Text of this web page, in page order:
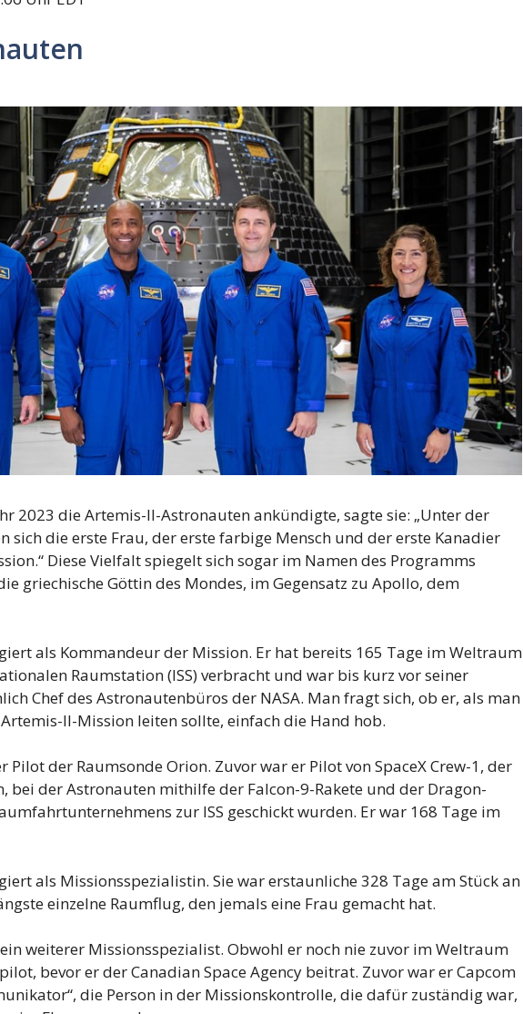
2023 die Artemis-II-Astronauten ankündigte, sagte sie: „Unter der
sich die erste Frau, der erste farbige Mensch und der erste Kanadier
Diese Vielfalt spiegelt sich sogar im Namen des Programms
griechische Göttin des Mondes, im Gegensatz zu Apollo, dem
als Kommandeur der Mission. Er hat bereits 165 Tage im Weltraum
Raumstation (ISS) verbracht und war bis kurz vor seiner
Chef des Astronautenbüros der NASA. Man fragt sich, ob er, als man
II-Mission leiten sollte, einfach die Hand hob.
Pilot der Raumsonde Orion. Zuvor war er Pilot von SpaceX Crew-1, der
bei der Astronauten mithilfe der Falcon-9-Rakete und der Dragon-
zur ISS geschickt wurden. Er war 168 Tage im
als Missionsspezialistin. Sie war erstaunliche 328 Tage am Stück an
einzelne Raumflug, den jemals eine Frau gemacht hat.
weiterer Missionsspezialist. Obwohl er noch nie zuvor im Weltraum
bevor er der Canadian Space Agency beitrat. Zuvor war er Capcom
die Person in der Missionskontrolle, die dafür zuständig war,